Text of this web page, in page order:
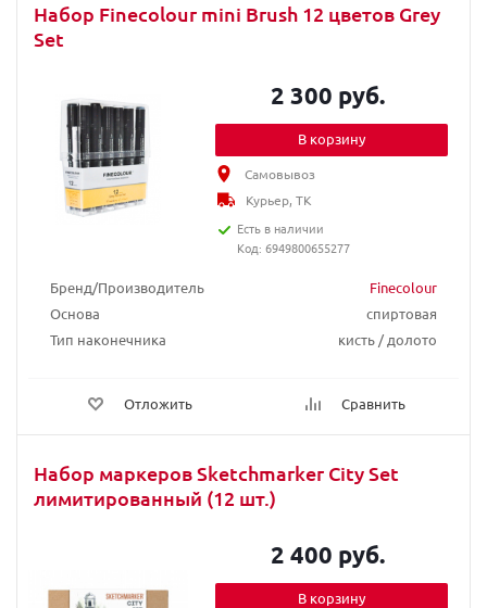
Набор Finecolour mini Brush 12 цветов Grey
Set
Бренд/Производитель
Finecolour
Основа
спиртовая
Тип наконечника
кисть / долото
Отложить Сравнить
2 300 руб.
В корзину
Самовывоз
Курьер, ТК
Есть в наличии
Код: 6949800655277
Набор маркеров Sketchmarker City Set
лимитированный (12 шт.)
2 400 руб.
В корзину